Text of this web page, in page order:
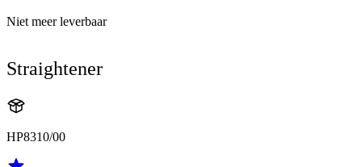
Niet meer leverbaar
Straightener
HP8310/00